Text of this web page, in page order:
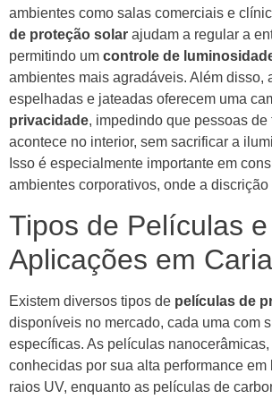
ambientes como salas comerciais e
de proteção solar ajudam a regular a
permitindo um controle de
ambientes mais agradáveis. Além disso,
espelhadas e jateadas oferecem uma
privacidade, impedindo que pessoas de
acontece no interior, sem sacrificar a
Isso é especialmente importante em
ambientes corporativos, onde a discrição
Tipos de Películas e
Aplicações em
Existem diversos tipos de películas de
disponíveis no mercado, cada uma com
específicas. As películas
conhecidas por sua alta performance
raios UV, enquanto as películas de